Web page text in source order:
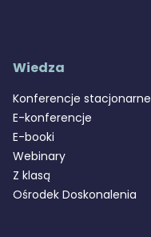
Wiedza
Konferencje stacjonarne
E-konferencje
E-booki
Webinary
Z klasą
Ośrodek Doskonalenia